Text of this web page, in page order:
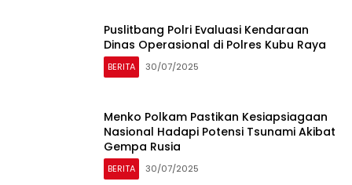
Puslitbang Polri Evaluasi Kendaraan
Dinas Operasional di Polres Kubu Raya
BERITA 30/07/2025
Menko Polkam Pastikan Kesiapsiagaan
Nasional Hadapi Potensi Tsunami Akibat
Gempa Rusia
BERITA 30/07/2025